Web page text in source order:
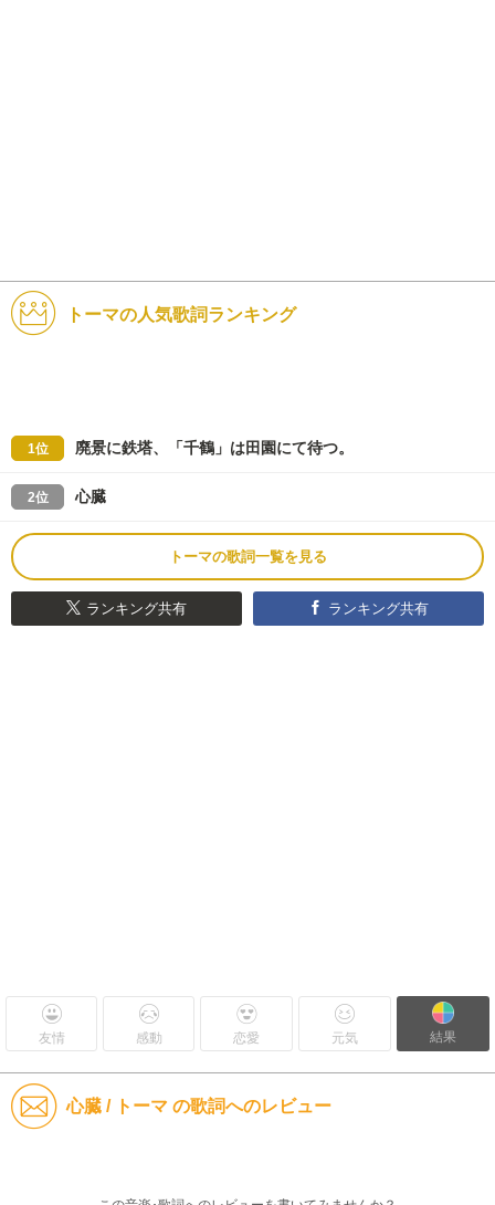
トーマの人気歌詞ランキング
1位 廃景に鉄塔、「千鶴」は田園にて待つ。
2位 心臓
トーマの歌詞一覧を見る
ランキング共有 ランキング共有
友情 感動 恋愛 元気 結果
心臓 / トーマ の歌詞へのレビュー